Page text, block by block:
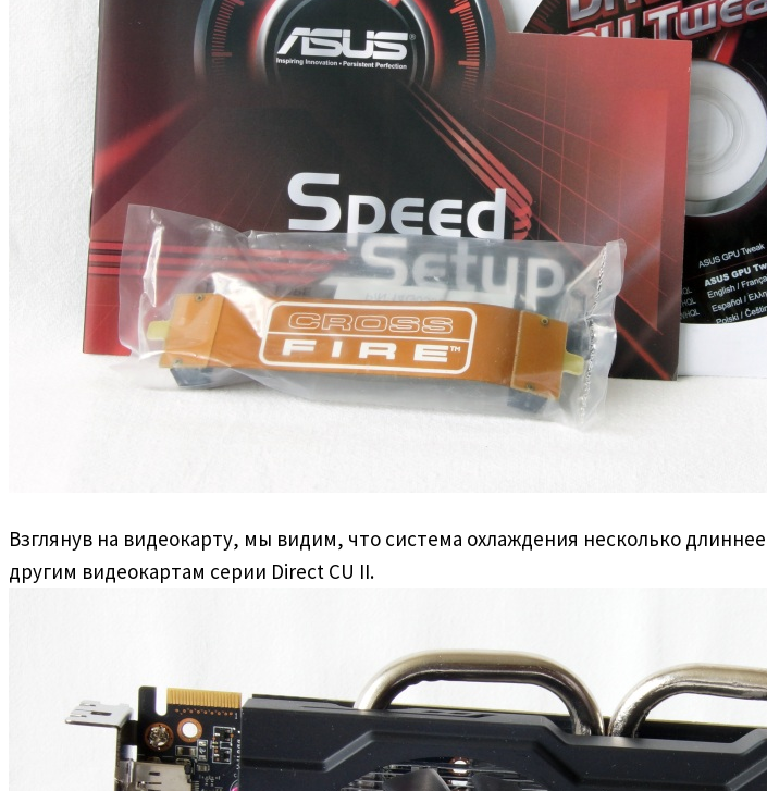
Взглянув на видеокарту, мы видим, что система охлаждения несколько
другим видеокартам серии Direct CU II.